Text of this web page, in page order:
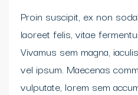
Proin suscipit, ex non
laoreet felis, vitae
Vivamus sem magna,
vel ipsum. Maecenas
vulputate, lorem sem